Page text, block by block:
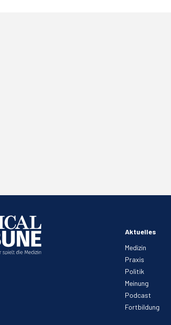
Aktuelles
Medizin
Praxis
Politik
Meinung
Podcast
Fortbildung